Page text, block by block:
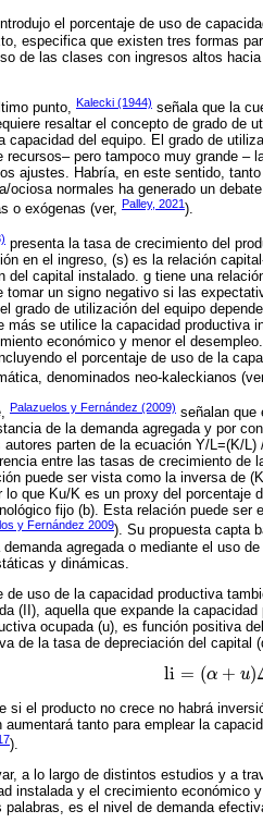
el porcentaje de uso de
especifica que existen tres formas
de las clases con ingresos altos
punto, Kalecki (1944) señala que la
resaltar el concepto de grado de
capacidad del equipo. El grado de
recursos– pero tampoco muy grande –
ajustes. Habría, en este sentido,
ociosa normales ha generado un
o exógenas (ver, Palley, 2021 ).
presenta la tasa de crecimiento del
en el ingreso, (s) es la relación
del capital instalado. g tiene una
tomar un signo negativo si las
grado de utilización del equipo
más se utilice la capacidad productiva
económico y menor el
el porcentaje de uso de la
denominados neo-kaleckianos
Palazuelos y Fernández (2009) señalan que
de la demanda agregada y por
parten de la ecuación Y/L=(K/
entre las tasas de crecimiento de
puede ser vista como la inversa de
que Ku/K es un proxy del porcentaje
fijo (b). Esta relación puede
y Fernández 2009). Su propuesta capta
agregada o mediante el uso
y dinámicas.
de uso de la capacidad productiva
(II), aquella que expande la
ocupada (u), es función positiva
de la tasa de depreciación del capital
li = (α + u)
li= (α +u)ΔY −d
si el producto no crece no habrá
tanto para emplear la
).
a lo largo de distintos estudios y a
instalada y el crecimiento
es el nivel de demanda